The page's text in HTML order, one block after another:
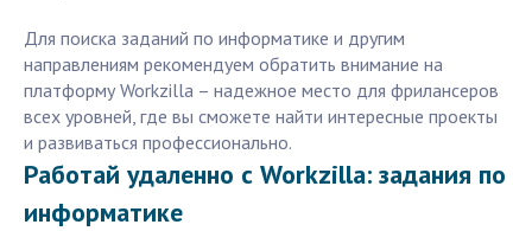
Для поиска заданий по информатике и другим
направлениям рекомендуем обратить внимание на
платформу Workzilla – надежное место для фрилансеров
всех уровней, где вы сможете найти интересные проекты
и развиваться профессионально.
Работай удаленно с Workzilla: задания по
информатике